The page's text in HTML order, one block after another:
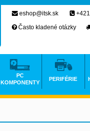
eshop@itsk.sk
Často kladené otázky
PC
KOMPONENTY
PERIFÉRIE